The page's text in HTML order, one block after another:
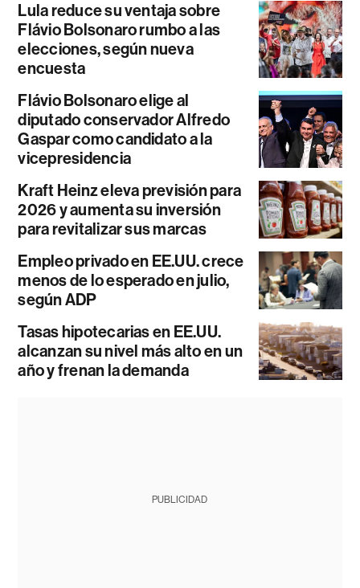
Lula reduce su ventaja sobre
Flávio Bolsonaro rumbo a las
elecciones, según nueva
encuesta
Flávio Bolsonaro elige al
diputado conservador Alfredo
Gaspar como candidato a la
vicepresidencia
Kraft Heinz eleva previsión para
2026 y aumenta su inversión
para revitalizar sus marcas
Empleo privado en EE.UU. crece
menos de lo esperado en julio,
según ADP
Tasas hipotecarias en EE.UU.
alcanzan su nivel más alto en un
año y frenan la demanda
PUBLICIDAD